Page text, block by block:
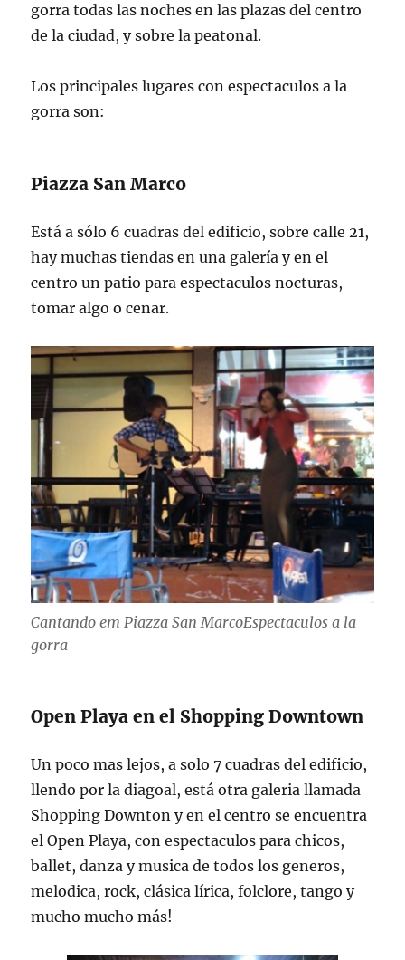
gorra todas las noches en las plazas del centro
de la ciudad, y sobre la peatonal.
Los principales lugares con espectaculos a la
gorra son:
Piazza San Marco
Está a sólo 6 cuadras del edificio, sobre calle 21,
hay muchas tiendas en una galería y en el
centro un patio para espectaculos nocturas,
tomar algo o cenar.
Cantando em Piazza San MarcoEspectaculos a la
gorra
Open Playa en el Shopping Downtown
Un poco mas lejos, a solo 7 cuadras del edificio,
llendo por la diagoal, está otra galeria llamada
Shopping Downton y en el centro se encuentra
el Open Playa, con espectaculos para chicos,
ballet, danza y musica de todos los generos,
melodica, rock, clásica lírica, folclore, tango y
mucho mucho más!